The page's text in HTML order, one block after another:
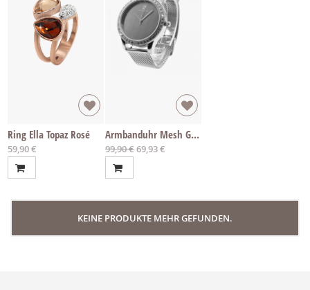
Ring Ella Topaz Rosé
Ab
59,90 €
Armbanduhr Mesh Glamour
99,90 €Sonderpreis
69,93 €
KEINE PRODUKTE MEHR GEFUNDEN.